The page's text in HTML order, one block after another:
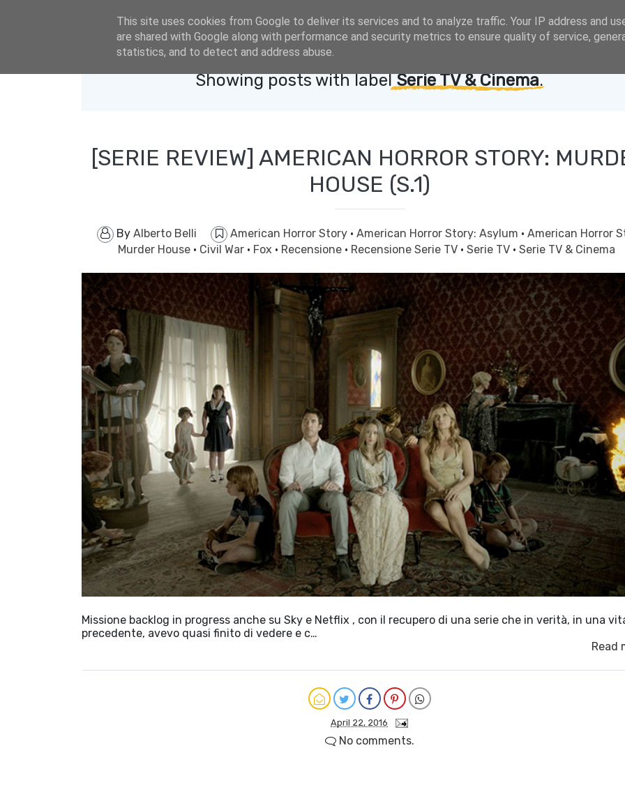
Showing posts with labelSerie TV & Cinema.
[SERIE REVIEW] AMERICAN HORROR STORY:
HOUSE (S.1)
By Alberto Belli American Horror Story · American Horror Story: Asylum · American Horror
Murder House · Civil War · Fox · Recensione · Recensione Serie TV · Serie TV · Serie TV & Cinema
Missione backlog in progress anche su Sky e Netflix , con il recupero di una serie che in verità, in una
precedente, avevo quasi finito di vedere e c…
Read
April 22, 2016
No comments.
This site uses cookies from Google to deliver its services and to analyze traffic. Your IP address and
are shared with Google along with performance and security metrics to ensure quality of service,
statistics, and to detect and address abuse.